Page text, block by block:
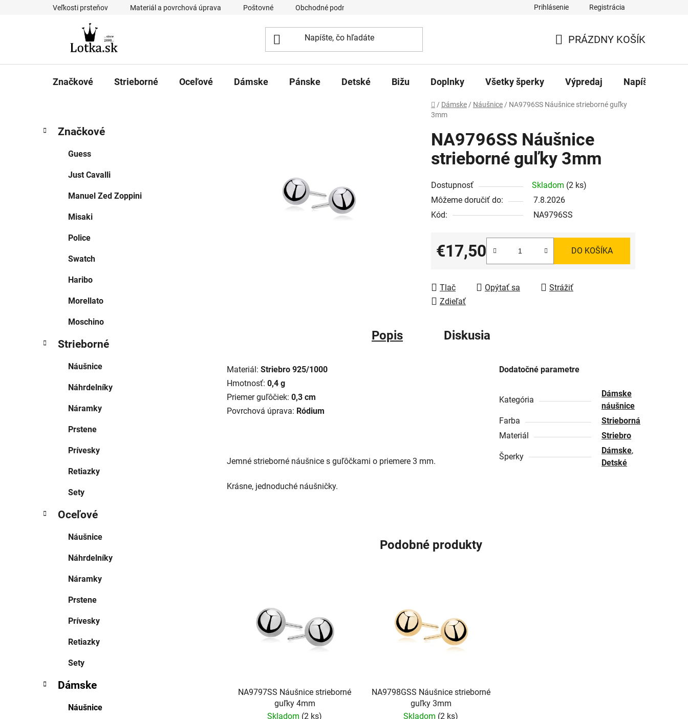
Veľkosti prsteňov Materiál a povrchová úprava Poštovné Obchodné podmienky Prihlásenie Registrácia
KOŠÍK
PRÁZDNY KOŠÍK
Značkové Strieborné Oceľové Dámske Pánske Detské Bižu Doplnky Všetky šperky Výpredaj Napíšte nám
Domov
/ Dámske / Náušnice / NA9796SS Náušnice strieborné guľky
3mm
B
kategórie
a
Značkové
Guess
Just Cavalli
Manuel Zed Zoppini
Misaki
Police
Swatch
Haribo
Morellato
Moschino
Strieborné
Náušnice
Náhrdelníky
Náramky
Prstene
Prívesky
Retiazky
Sety
Oceľové
Náušnice
Náhrdelníky
Náramky
Prstene
Prívesky
Retiazky
Sety
Dámske
Náušnice
NA9796SS Náušnice
strieborné guľky 3mm
Dostupnosť Skladom (2 ks)
Môžeme doručiť do:
7.8.2026
Kód:
NA9796SS
€17,50
Jednotková cena:
DO KOŠÍKA
Tlač Opýtať sa
Strážiť
Zdieľať
Popis Diskusia
Materiál: Striebro 925/1000
Hmotnosť: 0,4 g
Priemer guľôčiek: 0,3 cm
Povrchová úprava: Ródium
Jemné strieborné náušnice s guľôčkami o priemere 3 mm.
Krásne, jednoduché náušničky.
Dodatočné parametre
Kategória
Dámske
náušnice
Farba
Strieborná
Materiál
Striebro
Šperky
Dámske,
Detské
Podobné produkty
NA9797SS Náušnice strieborné
guľky 4mm
Skladom (2 ks)
NA9798GSS Náušnice strieborné
guľky 3mm
Skladom (2 ks)